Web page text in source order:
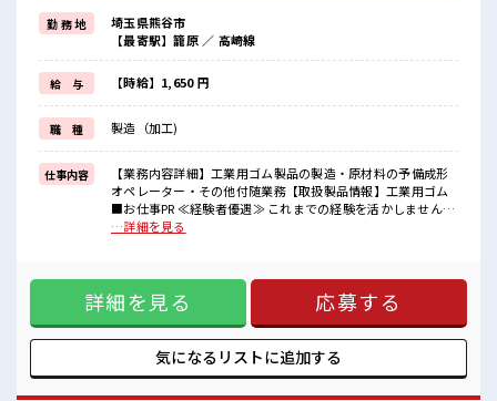
≪無理なくお給料に残業代を上乗せ≫
残業は月20時間未満で、
ほどよく稼げます♪
≪完全週休二日制≫
週末は家族や友人と一緒にプライベート満喫！
≪ラクラク制服アリ≫
制服があるので、
毎日の服装の悩み解消♪
≪収入アップを目指せる≫
高時給だらけの派遣のお仕事です！
■職場の雰囲気
休憩室で楽しくおしゃべり！
ロッカー付き職場♪
程よく残業あり！
高収入もバッチリ目指せますよ！
勤 務 地
埼玉県熊谷市
【最寄駅】籠原 ／ 高崎線
給 与 【時給】1,650 円
職 種 製造（加工)
仕事内容
【業務内容詳細】工業用ゴム製品の製造・原材料の予備成形
オペレーター・その他付随業務【取扱製品情報】工業用ゴム
■お仕事PR ≪経験者優遇≫ これまでの経験を活かしません
か？ ブランクがあっても大丈夫♪ 経験はちょっとだけ…とい
は家族や友人と一緒にプライベート満喫！ ≪ラクラク制服ア
リ≫ 制服があるので、 毎日の服装の悩み解消♪ ≪収入アップ
を目指せる≫ 高時給だらけの派遣のお仕事です！ ■職場の雰
囲気 休憩室で楽しくおしゃべり！ ストレス解消☆ 持ち物が多
いあなたにもぴったり☆ ロッカー付き職場♪ 程よく残業あ
り！ 高収入もバッチリ目指せますよ！
…詳細を見る
詳細を見る 応募する
気になるリストに追加する